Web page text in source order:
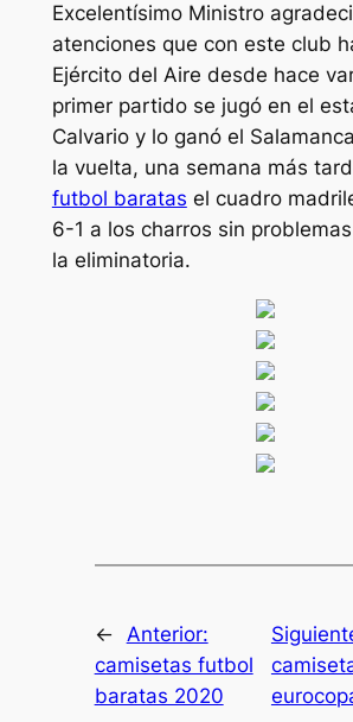
Excelentísimo Ministro
atenciones que con este club
Ejército del Aire desde hace
primer partido se jugó en el
Calvario y lo ganó el
la vuelta, una semana más
futbol baratas el cuadro
6-1 a los charros sin
la eliminatoria.
← Anterior:
camisetas futbol
baratas 2020